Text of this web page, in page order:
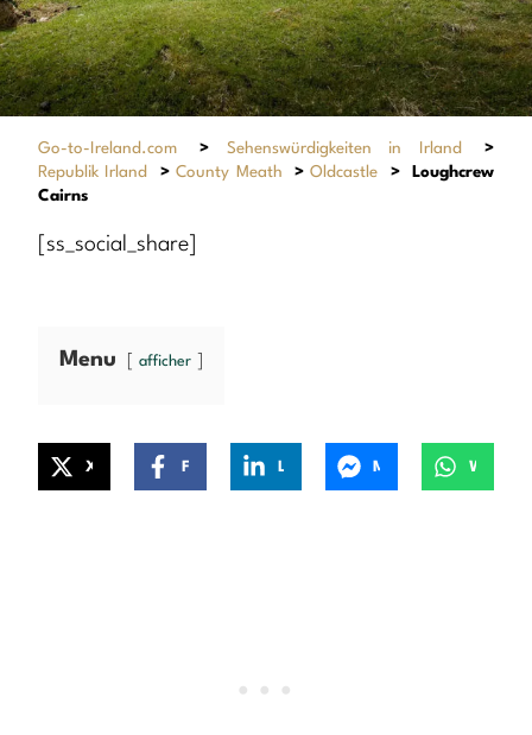
Go-to-Ireland.com > Sehenswürdigkeiten in Irland
>
Republik Irland
>County Meath >Oldcastle >
Loughcrew
Cairns
[ss_social_share]
Menu afficher